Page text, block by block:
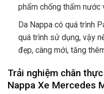
phẩm chống thấm nước
Da Nappa có quá trình
quá trình sử dụng, vậy
đẹp, càng mới, tăng
Trải nghiệm chân
Nappa Xe Mercedes